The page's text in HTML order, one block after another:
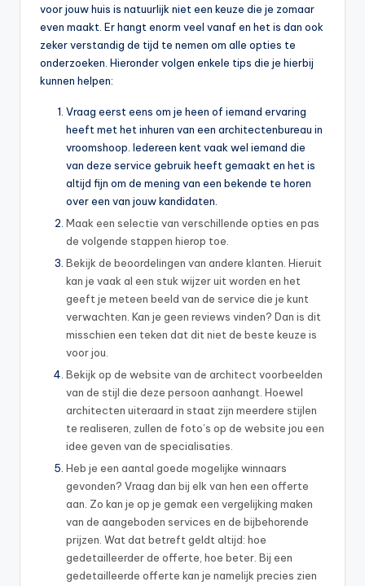
voor jouw huis is natuurlijk niet een keuze die je zomaar
even maakt. Er hangt enorm veel vanaf en het is dan ook
zeker verstandig de tijd te nemen om alle opties te
onderzoeken. Hieronder volgen enkele tips die je hierbij
kunnen helpen:
Vraag eerst eens om je heen of iemand ervaring
heeft met het inhuren van een architectenbureau in
vroomshoop. Iedereen kent vaak wel iemand die
van deze service gebruik heeft gemaakt en het is
altijd fijn om de mening van een bekende te horen
over een van jouw kandidaten.
Maak een selectie van verschillende opties en pas
de volgende stappen hierop toe.
Bekijk de beoordelingen van andere klanten. Hieruit
kan je vaak al een stuk wijzer uit worden en het
geeft je meteen beeld van de service die je kunt
verwachten. Kan je geen reviews vinden? Dan is dit
misschien een teken dat dit niet de beste keuze is
voor jou.
Bekijk op de website van de architect voorbeelden
van de stijl die deze persoon aanhangt. Hoewel
architecten uiteraard in staat zijn meerdere stijlen
te realiseren, zullen de foto’s op de website jou een
idee geven van de specialisaties.
Heb je een aantal goede mogelijke winnaars
gevonden? Vraag dan bij elk van hen een offerte
aan. Zo kan je op je gemak een vergelijking maken
van de aangeboden services en de bijbehorende
prijzen. Wat dat betreft geldt altijd: hoe
gedetailleerder de offerte, hoe beter. Bij een
gedetailleerde offerte kan je namelijk precies zien